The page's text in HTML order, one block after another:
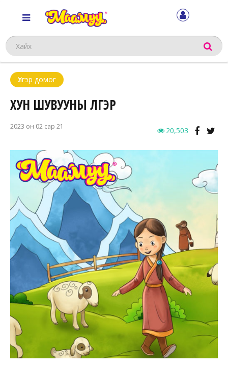
Хайх
Үлгэр домог
ХУН ШУВУУНЫ ҮЛГЭР
2023 он 02 сар 21 20,503